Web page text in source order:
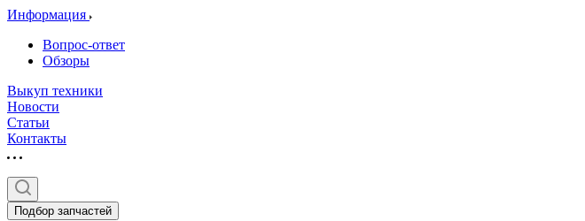
Информация
Вопрос-ответ
Обзоры
Выкуп техники
Новости
Статьи
Контакты
Подбор запчастей